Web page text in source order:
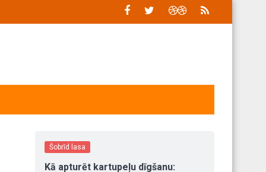
Šobrīd lasa
Kā apturēt kartupeļu dīgšanu: